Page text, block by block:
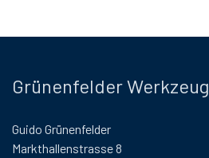
Grünenfelder
Guido Grünenfelder
Markthallenstrasse 8